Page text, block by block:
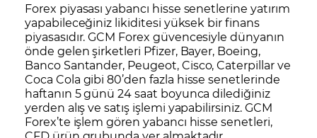
Forex piyasası yabancı hisse senetlerine yatırım
yapabileceğiniz likiditesi yüksek bir finans
piyasasıdır. GCM Forex güvencesiyle dünyanın
önde gelen şirketleri Pfizer, Bayer, Boeing,
Banco Santander, Peugeot,Cisco,Caterpillarve
Coca Cola gibi 80’den fazla hisse senetlerinde
haftanın 5 günü 24 saat boyunca dilediğiniz
yerden alış ve satış işlemi yapabilirsiniz. GCM
Forex’te işlem gören yabancı hisse senetleri,